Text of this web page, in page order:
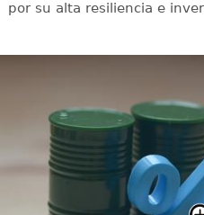
por su alta resiliencia e